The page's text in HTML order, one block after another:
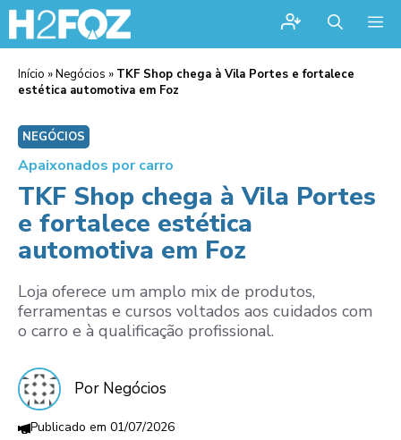
Início »Negócios » TKF Shop chega à Vila Portes e fortalece
estética automotiva em Foz
NEGÓCIOS
Apaixonados por carro
TKF Shop chega à Vila Portes
e fortalece estética
automotiva em Foz
Loja oferece um amplo mix de produtos,
ferramentas e cursos voltados aos cuidados com
o carro e à qualificação profissional.
Por Negócios
01/07/2026